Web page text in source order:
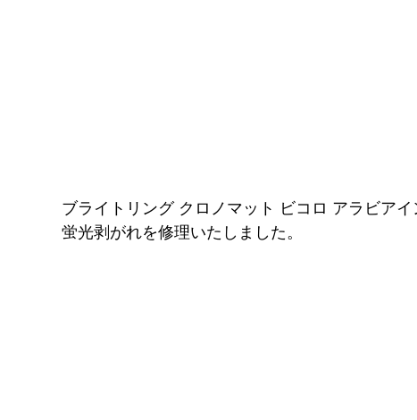
ブライトリング クロノマット ビコロ アラビア
蛍光剥がれを修理いたしました。